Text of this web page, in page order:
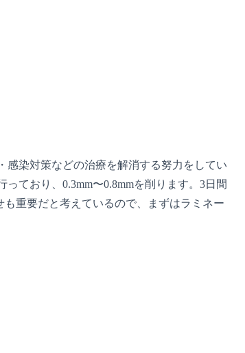
感染対策などの治療を解消する努力をしてい
ており、0.3mm〜0.8mmを削ります。3日間
重要だと考えているので、まずはラミネー